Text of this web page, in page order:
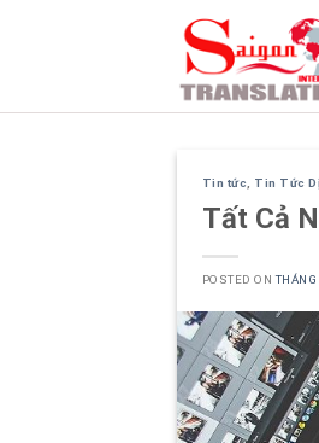
Tin tức Tin Tức
Tất Cả
POSTED ON